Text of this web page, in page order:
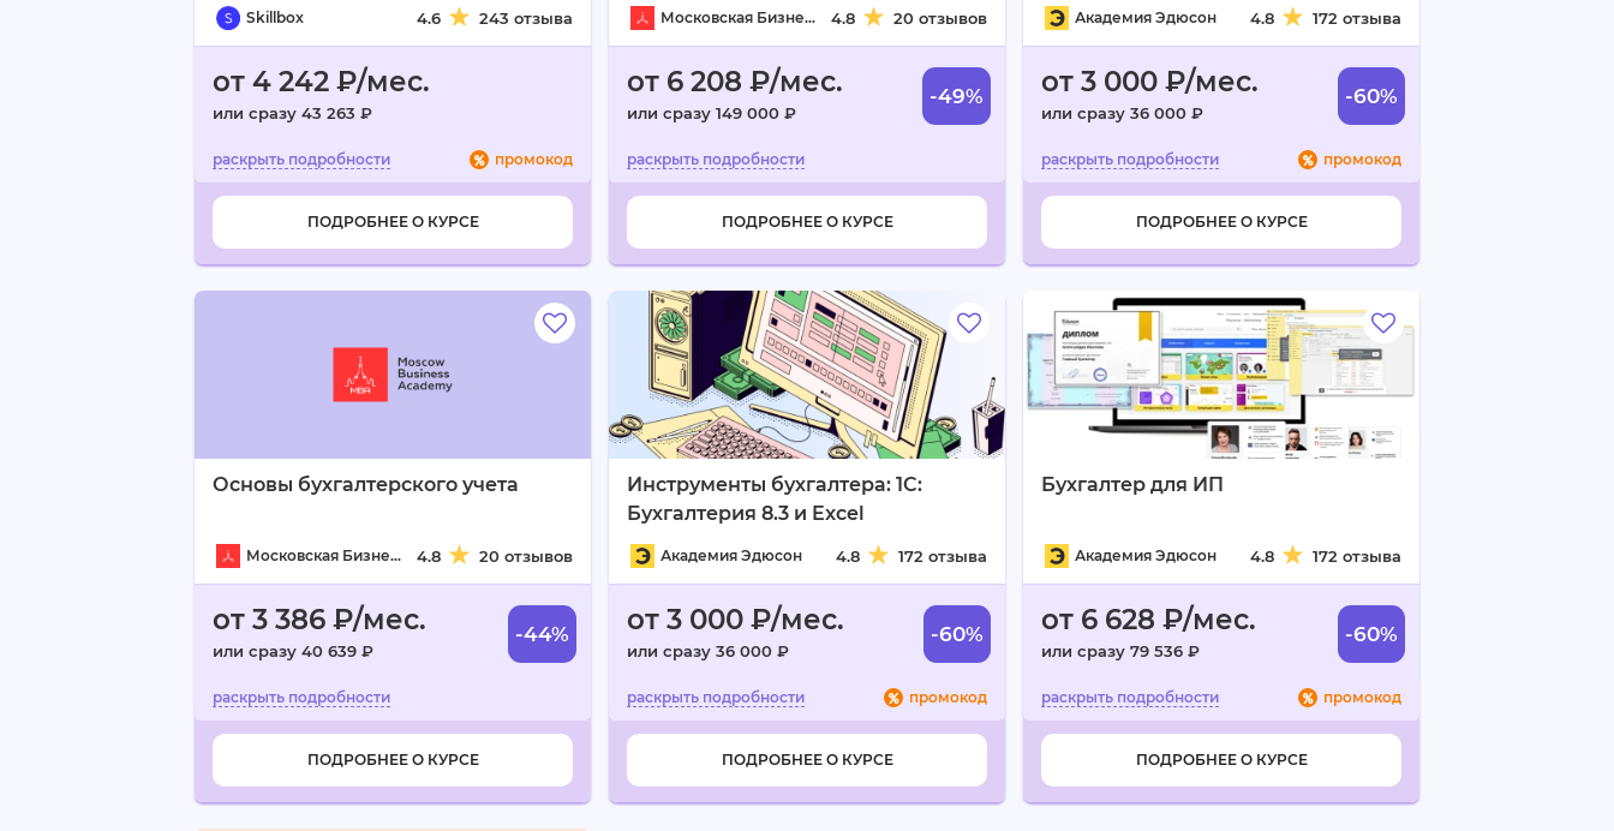
Skillbox 4.6 243 отзыва
от 4 242 ₽/мес.
или сразу 43 263 ₽
промокод
ПОДРОБНЕЕ О КУРСЕ
Московская Бизнес Академия 4.8 20 отзывов
от 6 208 ₽/мес.
или сразу 149 000 ₽
-49%
ПОДРОБНЕЕ О КУРСЕ
Академия Эдюсон 4.8 172 отзыва
от 3 000 ₽/мес.
или сразу 36 000 ₽
-60%
промокод
ПОДРОБНЕЕ О КУРСЕ
Основы бухгалтерского учета
Московская Бизнес Академия 4.8 20 отзывов
от 3 386 ₽/мес.
или сразу 40 639 ₽
-44%
ПОДРОБНЕЕ О КУРСЕ
Инструменты бухгалтера: 1C:
Бухгалтерия 8.3 и Excel
Академия Эдюсон 4.8 172 отзыва
от 3 000 ₽/мес.
или сразу 36 000 ₽
-60%
промокод
ПОДРОБНЕЕ О КУРСЕ
Бухгалтер для ИП
Академия Эдюсон 4.8 172 отзыва
от 6 628 ₽/мес.
или сразу 79 536 ₽
-60%
промокод
ПОДРОБНЕЕ О КУРСЕ